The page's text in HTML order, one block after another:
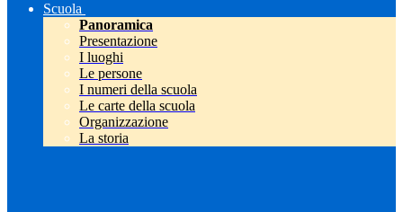
Scuola
Panoramica
Presentazione
I luoghi
Le persone
I numeri della scuola
Le carte della scuola
Organizzazione
La storia